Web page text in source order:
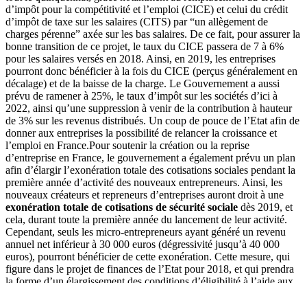
d’impôt pour la compétitivité et l’emploi (CICE) et celui du crédit
d’impôt de taxe sur les salaires (CITS) par “un allègement de
charges pérenne” axée sur les bas salaires. De ce fait, pour assurer la
bonne transition de ce projet, le taux du CICE passera de 7 à 6%
pour les salaires versés en 2018. Ainsi, en 2019, les entreprises
pourront donc bénéficier à la fois du CICE (perçus généralement en
décalage) et de la baisse de la charge. Le Gouvernement a aussi
prévu de ramener à 25%, le taux d’impôt sur les sociétés d’ici à
2022, ainsi qu’une suppression à venir de la contribution à hauteur
de 3% sur les revenus distribués. Un coup de pouce de l’Etat afin de
donner aux entreprises la possibilité de relancer la croissance et
l’emploi en France.Pour soutenir la création ou la reprise
d’entreprise en France, le gouvernement a également prévu un plan
afin d’élargir l’exonération totale des cotisations sociales pendant la
première année d’activité des nouveaux entrepreneurs. Ainsi, les
nouveaux créateurs et repreneurs d’entreprises auront droit à une
exonération totale de cotisations de sécurité sociale dès 2019, et
cela, durant toute la première année du lancement de leur activité.
Cependant, seuls les micro-entrepreneurs ayant généré un revenu
annuel net inférieur à 30 000 euros (dégressivité jusqu’à 40 000
euros), pourront bénéficier de cette exonération. Cette mesure, qui
figure dans le projet de finances de l’Etat pour 2018, et qui prendra